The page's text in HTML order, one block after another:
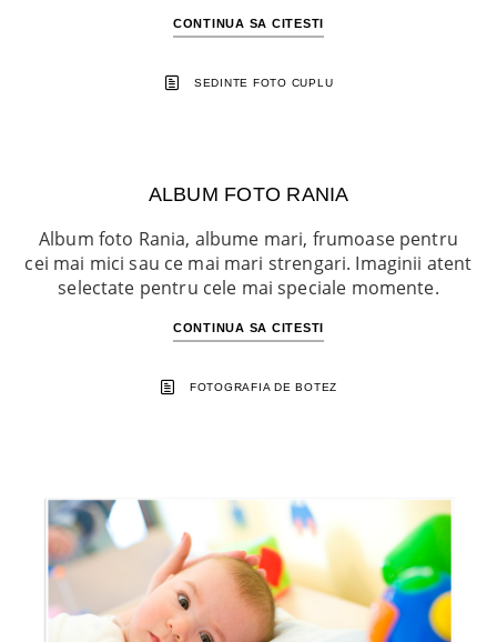
CONTINUA SA CITESTI
SEDINTE FOTO CUPLU
ALBUM FOTO RANIA
Album foto Rania, albume mari, frumoase pentru
cei mai mici sau ce mai mari strengari. Imaginii atent
selectate pentru cele mai speciale momente.
CONTINUA SA CITESTI
FOTOGRAFIA DE BOTEZ